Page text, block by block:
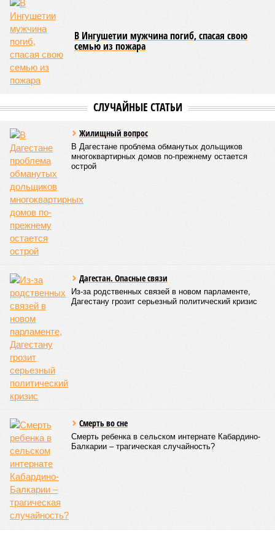
В Ингушетии мужчина погиб, спасая свою
семью из пожара
СЛУЧАЙНЫЕ СТАТЬИ
Жилищный вопрос
В Дагестане проблема обманутых дольщиков
многоквартирных домов по-прежнему остается
острой
Дагестан. Опасные связи
Из-за родственных связей в новом парламенте,
Дагестану грозит серьезный политический кризис
Смерть во сне
Смерть ребенка в сельском интернате Кабардино-
Балкарии – трагическая случайность?